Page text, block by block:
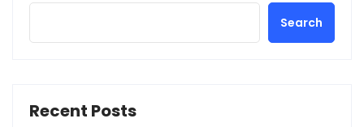
Search
Recent Posts